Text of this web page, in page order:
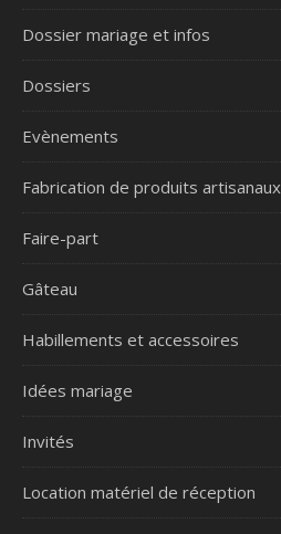
Dossier mariage et infos
Dossiers
Evènements
Fabrication de produits artisanaux
Faire-part
Gâteau
Habillements et accessoires
Idées mariage
Invités
Location matériel de réception